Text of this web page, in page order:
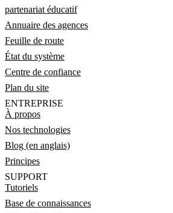
partenariat éducatif
Annuaire des agences
Feuille de route
État du système
Centre de confiance
Plan du site
ENTREPRISE
À propos
Nos technologies
Blog (en anglais)
Principes
SUPPORT
Tutoriels
Base de connaissances